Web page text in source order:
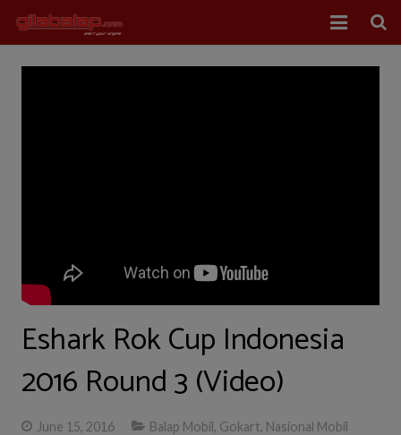
Home
Eshark Rok Cup Indonesia
2016 Round 3 (Video)
June 15, 2016 Balap Mobil, Gokart, Nasional Mobil